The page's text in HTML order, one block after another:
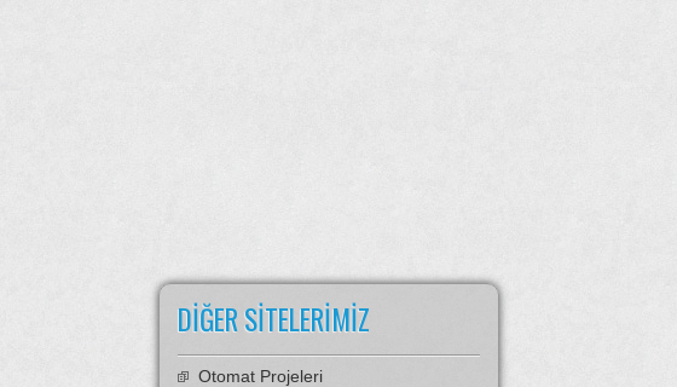
DIĞER SITELERIMIZ
Otomat Projeleri